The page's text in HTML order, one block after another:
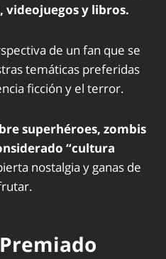
videojuegos y libros.
de un fan que se
temáticas preferidas
ficción y el terror.
superhéroes, zombis
“cultura
nostalgia y ganas de